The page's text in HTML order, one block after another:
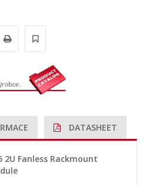
DATASHEET
2U Fanless Rackmount